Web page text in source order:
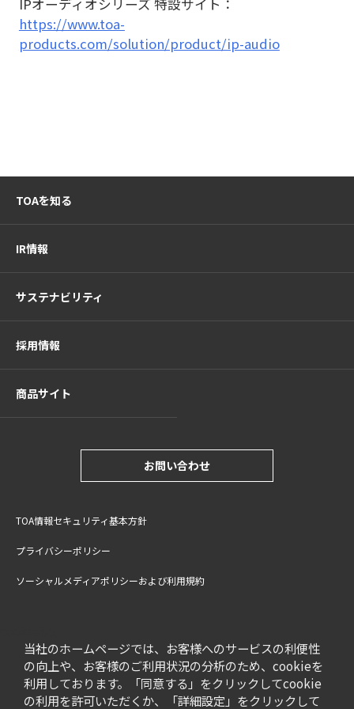
当社のホームページでは、お客様へのサービスの利便性
の向上や、お客様のご利用状況の分析のため、cookieを
利用しております。「同意する」をクリックしてcookie
の利用を許可いただくか、「詳細設定」をクリックして
IPオーディオシリーズ 特設サイト：
https://www.toa-
products.com/solution/product/ip-audio
TOAを知る
IR情報
サステナビリティ
採用情報
商品サイト
お問い合わせ
TOA情報セキュリティ基本方針
プライバシーポリシー
ソーシャルメディアポリシーおよび利用規約
特定商取引法に基づく表記